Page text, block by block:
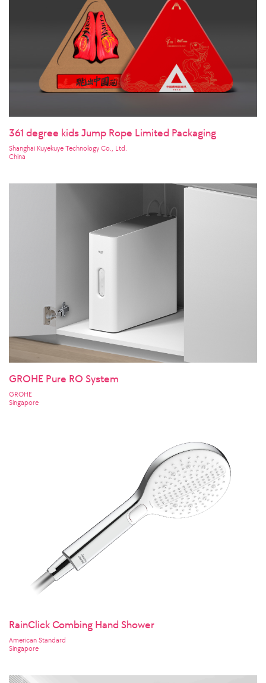
361 degree kids Jump Rope Limited Packaging
Shanghai Kuyekuye Technology Co., Ltd.
China
GROHE Pure RO System
GROHE
Singapore
RainClick Combing Hand Shower
American Standard
Singapore